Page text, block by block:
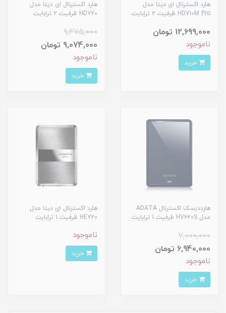
هارد اکسترنال ای دیتا مدل
HD710M Pro ظرفیت 2 ترابایت
12,699,000 تومان
ناموجود
هارد اکسترنال ای دیتا مدل
HD720 ظرفیت 2 ترابایت
9,475,000
9,074,000 تومان
ناموجود
هارددیسک اکسترنال ADATA
مدل HV620S ظرفیت 1 ترابایت
7,000,000
6,940,000 تومان
ناموجود
هارد اکسترنال ای دیتا مدل
HE720 ظرفیت 1 ترابایت
ناموجود